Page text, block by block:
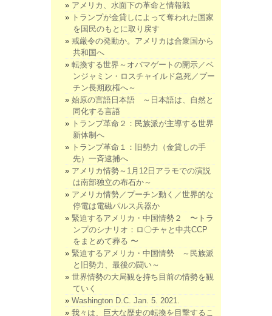
アメリカ、水面下の革命と情報戦
トランプが金貸しによって奪われた国家
を国民のもとに取り戻す
戒厳令の発動か。アメリカは合衆国から
共和国へ
転換する世界～オバマゲートの開示／ベ
ンジャミン・ロスチャイルド急死／プー
チン長期政権へ～
始原の言語日本語 ～日本語は、自然と
同化する言語
トランプ革命２：民族派が主導する世界
新体制へ
トランプ革命１：旧勢力（金貸しの手
先）一斉逮捕へ
アメリカ情勢～1月12日アラモでの演説
は南部独立の布石か～
アメリカ情勢／プーチン動く／世界的な
停電は電磁パルス兵器か
緊迫するアメリカ・中国情勢２ 〜トラ
ンプのシナリオ：ロ〇チャと中共CCP
をまとめて葬る 〜
緊迫するアメリカ・中国情勢 ～民族派
と旧勢力、最後の闘い～
世界情勢の大局観を持ち目前の情勢を観
ていく
Washington D.C. Jan. 5. 2021.
我々は、巨大な歴史の転換を目撃するこ